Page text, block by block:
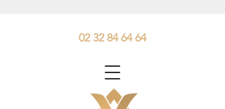
02 32 84 64 64